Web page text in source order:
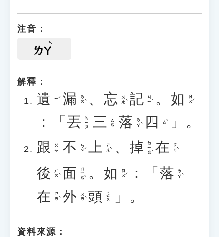
注音：
ㄌㄚ
解釋：
遺 ㄧˊ 漏 ㄌㄡˋ 、 忘 ㄨㄤˋ 記 ㄐㄧˋ 。 如 ㄖㄨˊ
：「 丟 ㄉㄧㄡ 三 ㄙㄢ 落 ㄌㄚˋ 四 ㄙˋ
」。
跟 ㄍㄣ 不 ㄅㄨˊ 上 ㄕㄤˋ 、 掉 ㄉㄧㄠˋ 在 ㄗㄞˋ
後 ㄏㄡˋ 面 ㄇㄧㄢˋ 。 如 ㄖㄨˊ ：「 落 ㄌㄚˋ
在 ㄗㄞˋ 外 ㄨㄞˋ 頭 ˙ㄊㄡ 」。
資料來源：